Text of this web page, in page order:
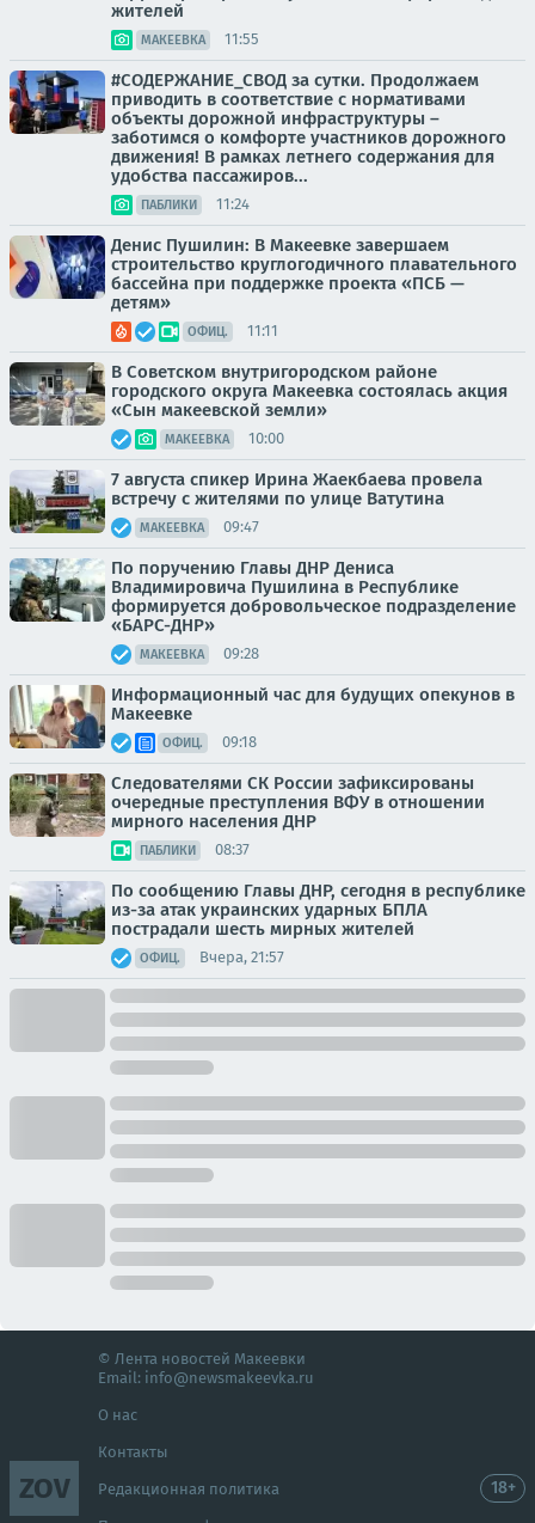
жителей
МАКЕЕВКА 11:55
#СОДЕРЖАНИЕ_СВОД за сутки. Продолжаем
приводить в соответствие с нормативами
объекты дорожной инфраструктуры –
заботимся о комфорте участников дорожного
движения! В рамках летнего содержания для
удобства пассажиров...
ПАБЛИКИ 11:24
Денис Пушилин: В Макеевке завершаем
строительство круглогодичного плавательного
бассейна при поддержке проекта «ПСБ —
детям»
ОФИЦ. 11:11
В Советском внутригородском районе
городского округа Макеевка состоялась акция
«Сын макеевской земли»
МАКЕЕВКА 10:00
7 августа спикер Ирина Жаекбаева провела
встречу с жителями по улице Ватутина
МАКЕЕВКА 09:47
По поручению Главы ДНР Дениса
Владимировича Пушилина в Республике
формируется добровольческое подразделение
«БАРС-ДНР»
МАКЕЕВКА 09:28
Информационный час для будущих опекунов в
Макеевке
ОФИЦ. 09:18
Следователями СК России зафиксированы
очередные преступления ВФУ в отношении
мирного населения ДНР
ПАБЛИКИ 08:37
По сообщению Главы ДНР, сегодня в республике
из-за атак украинских ударных БПЛА
пострадали шесть мирных жителей
ОФИЦ. Вчера, 21:57
ZOV
© Лента новостей Макеевки
Email: info@newsmakeevka.ru
О нас
Контакты
Редакционная политика 18+